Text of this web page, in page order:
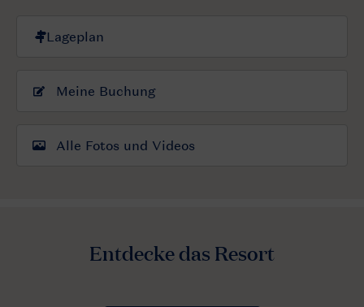
Meine Buchung
Alle Fotos und Videos